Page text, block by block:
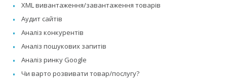
XML вивантаження/завантаження товарів
Аудит сайтів
Аналіз конкурентів
Аналіз пошукових запитів
Аналіз ринку Google
Чи варто розвивати товар/послугу?